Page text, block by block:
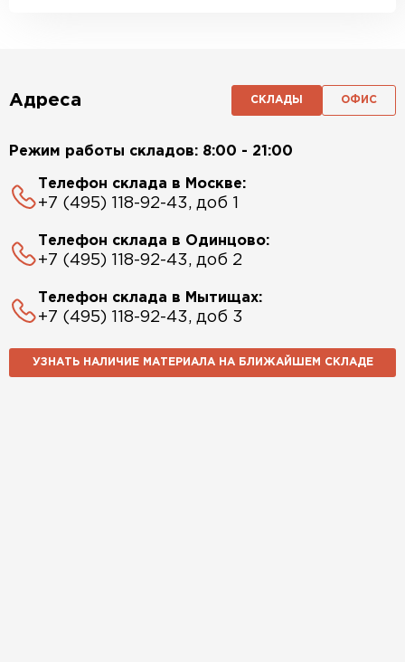
Адреса СКЛАДЫ ОФИС
Режим работы складов: 8:00 - 21:00
Телефон склада в Москве:
+7 (495) 118-92-43, доб 1
Телефон склада в Одинцово:
+7 (495) 118-92-43, доб 2
Телефон склада в Мытищах:
+7 (495) 118-92-43, доб 3
УЗНАТЬ НАЛИЧИЕ МАТЕРИАЛА НА БЛИЖАЙШЕМ СКЛАДЕ